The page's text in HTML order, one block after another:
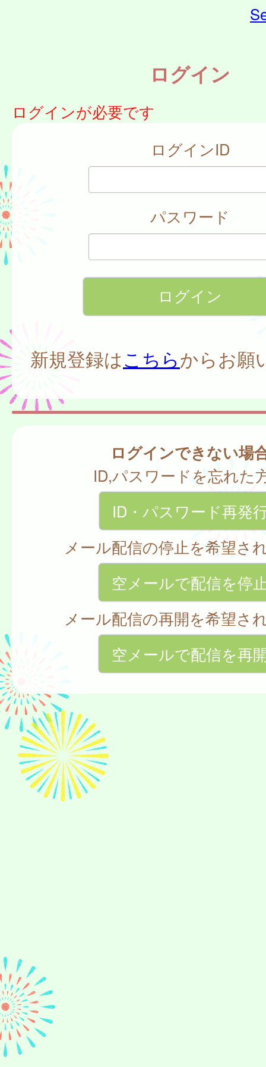
ログイン
ログインが必要です
ログインID
パスワード
新規登録はこちらからお願
ログインできない場
ID,パスワードを忘れた
ID・パスワード再発
メール配信の停止を希望さ
空メールで配信を停
メール配信の再開を希望さ
空メールで配信を再